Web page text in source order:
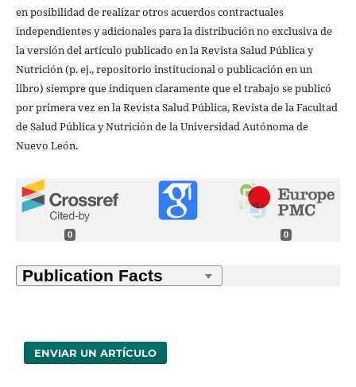
en posibilidad de realizar otros acuerdos contractuales
independientes y adicionales para la distribución no exclusiva de
la versión del artículo publicado en la Revista Salud Pública y
Nutrición (p. ej., repositorio institucional o publicación en un
libro) siempre que indiquen claramente que el trabajo se publicó
por primera vez en la Revista Salud Pública, Revista de la Facultad
de Salud Pública y Nutrición de la Universidad Autónoma de
Nuevo León.
0 0
ENVIAR UN ARTÍCULO